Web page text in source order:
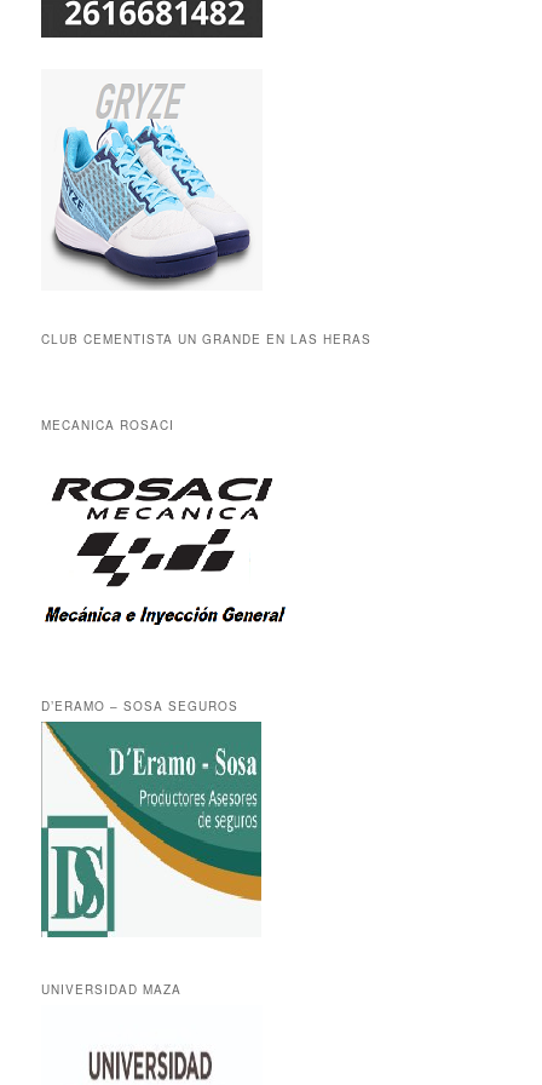
CLUB CEMENTISTA UN GRANDE EN LAS HERAS
MECANICA ROSACI
D’ERAMO – SOSA SEGUROS
UNIVERSIDAD MAZA